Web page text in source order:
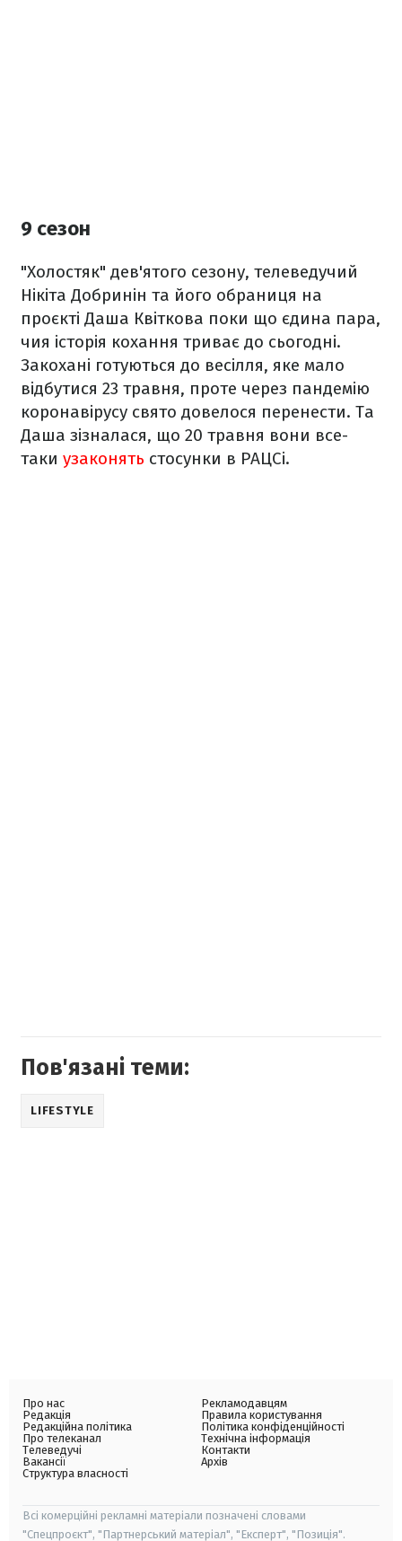
9 сезон
"Холостяк" дев'ятого сезону, телеведучий
Нікіта Добринін та його обраниця на
проєкті Даша Квіткова поки що єдина пара,
чия історія кохання триває до сьогодні.
Закохані готуються до весілля, яке мало
відбутися 23 травня, проте через пандемію
коронавірусу свято довелося перенести. Та
Даша зізналася, що 20 травня вони все-
таки узаконять стосунки в РАЦСі.
Пов'язані теми:
LIFESTYLE
Про нас
Редакція
Редакційна політика
Про телеканал
Телеведучі
Вакансії
Структура власності
Рекламодавцям
Правила користування
Політика конфіденційності
Технічна інформація
Контакти
Архів
Всі комерційні рекламні матеріали позначені словами
"Спецпроєкт", "Партнерський матеріал", "Експерт", "Позиція".